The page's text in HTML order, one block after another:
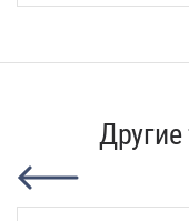
Другие